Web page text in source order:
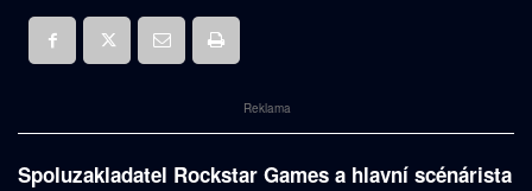
Reklama
Spoluzakladatel Rockstar Games a hlavní scénárista